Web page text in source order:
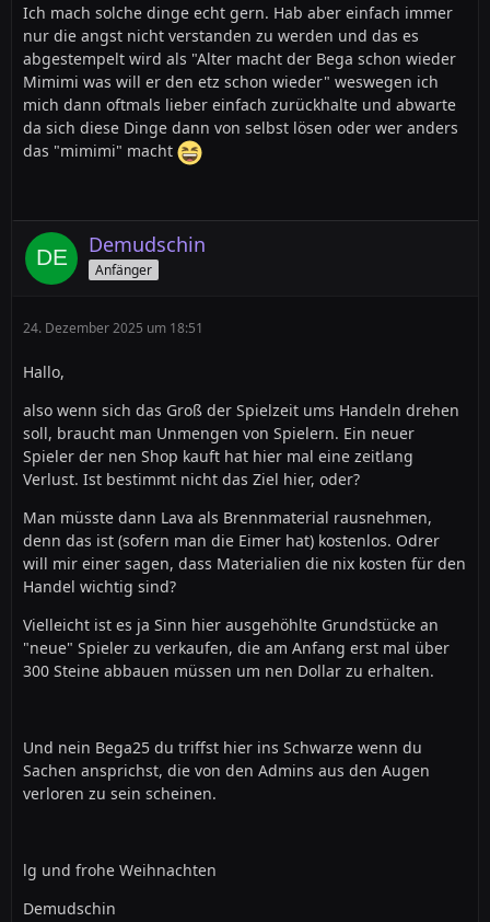
Ich mach solche dinge echt gern. Hab aber einfach immer
nur die angst nicht verstanden zu werden und das es
abgestempelt wird als "Alter macht der Bega schon wieder
Mimimi was will er den etz schon wieder" weswegen ich
mich dann oftmals lieber einfach zurückhalte und abwarte
da sich diese Dinge dann von selbst lösen oder wer anders
das "mimimi" macht
Demudschin
Anfänger
24. Dezember 2025 um 18:51
Hallo,
also wenn sich das Groß der Spielzeit ums Handeln drehen
soll, braucht man Unmengen von Spielern. Ein neuer
Spieler der nen Shop kauft hat hier mal eine zeitlang
Verlust. Ist bestimmt nicht das Ziel hier, oder?
Man müsste dann Lava als Brennmaterial rausnehmen,
denn das ist (sofern man die Eimer hat) kostenlos. Odrer
will mir einer sagen, dass Materialien die nix kosten für den
Handel wichtig sind?
Vielleicht ist es ja Sinn hier ausgehöhlte Grundstücke an
"neue" Spieler zu verkaufen, die am Anfang erst mal über
300 Steine abbauen müssen um nen Dollar zu erhalten.
Und nein Bega25 du triffst hier ins Schwarze wenn du
Sachen ansprichst, die von den Admins aus den Augen
verloren zu sein scheinen.
lg und frohe Weihnachten
Demudschin